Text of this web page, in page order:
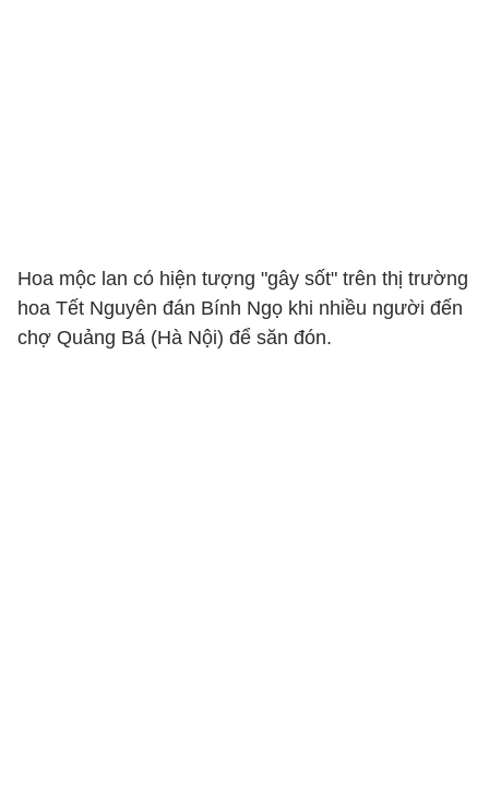
Hoa mộc lan có hiện tượng "gây sốt" trên thị trường
hoa Tết Nguyên đán Bính Ngọ khi nhiều người đến
chợ Quảng Bá (Hà Nội) để săn đón.